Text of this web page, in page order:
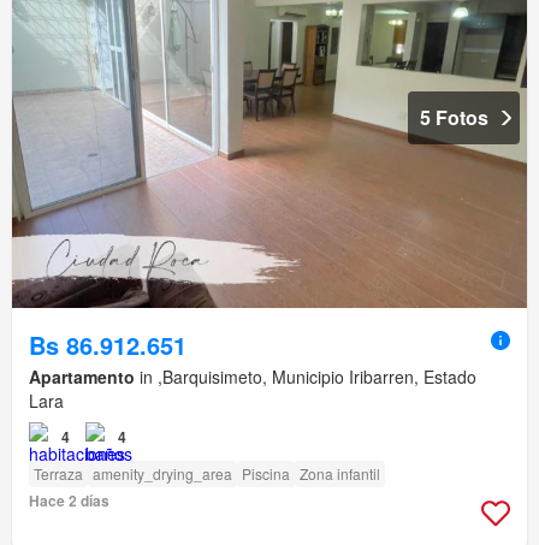
5 Fotos
Bs 86.912.651
Apartamento in ,Barquisimeto, Municipio Iribarren, Estado
Lara
4 4
Terraza amenity_drying_area Piscina Zona infantil
Hace 2 días